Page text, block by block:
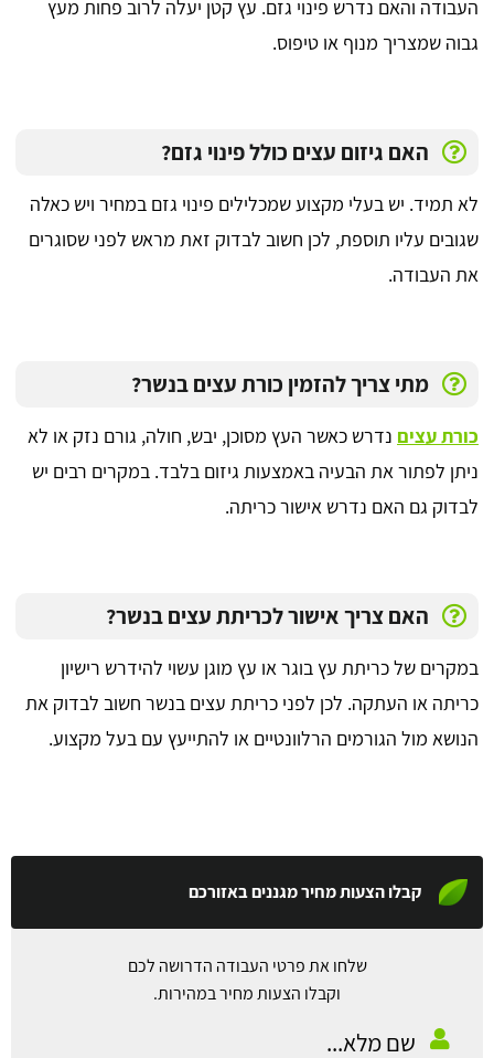
העבודה והאם נדרש פינוי גזם. עץ קטן יעלה לרוב פחות מעץ
גבוה שמצריך מנוף או טיפוס.
האם גיזום עצים כולל פינוי גזם?
לא תמיד. יש בעלי מקצוע שמכלילים פינוי גזם במחיר ויש כאלה
שגובים עליו תוספת, לכן חשוב לבדוק זאת מראש לפני שסוגרים
את העבודה.
מתי צריך להזמין כורת עצים בנשר?
כורת עצים נדרש כאשר העץ מסוכן, יבש, חולה, גורם נזק או לא
ניתן לפתור את הבעיה באמצעות גיזום בלבד. במקרים רבים יש
לבדוק גם האם נדרש אישור כריתה.
האם צריך אישור לכריתת עצים בנשר?
במקרים של כריתת עץ בוגר או עץ מוגן עשוי להידרש רישיון
כריתה או העתקה. לכן לפני כריתת עצים בנשר חשוב לבדוק את
הנושא מול הגורמים הרלוונטיים או להתייעץ עם בעל מקצוע.
קבלו הצעות מחיר מגננים באזורכם
שלחו את פרטי העבודה הדרושה לכם
וקבלו הצעות מחיר במהירות.